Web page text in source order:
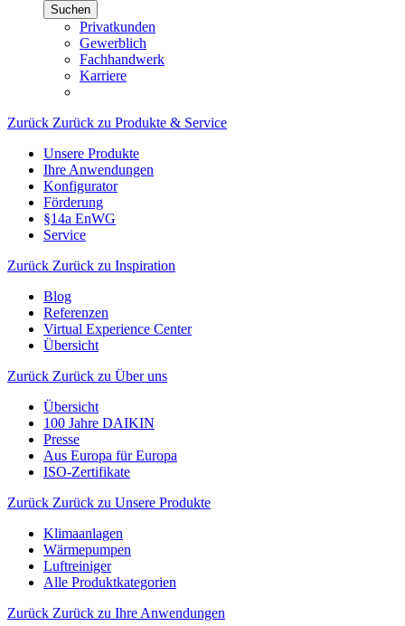
Suchen
Privatkunden
Gewerblich
Fachhandwerk
Karriere
Zurück Zurück zu Produkte & Service
Unsere Produkte
Ihre Anwendungen
Konfigurator
Förderung
§14a EnWG
Service
Zurück Zurück zu Inspiration
Blog
Referenzen
Virtual Experience Center
Übersicht
Zurück Zurück zu Über uns
Übersicht
100 Jahre DAIKIN
Presse
Aus Europa für Europa
ISO-Zertifikate
Zurück Zurück zu Unsere Produkte
Klimaanlagen
Wärmepumpen
Luftreiniger
Alle Produktkategorien
Zurück Zurück zu Ihre Anwendungen